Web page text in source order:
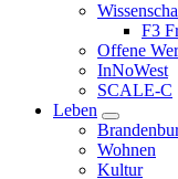
F3
Offene
InNoWest
SCALE-C
Leben
Wohnen
Kultur